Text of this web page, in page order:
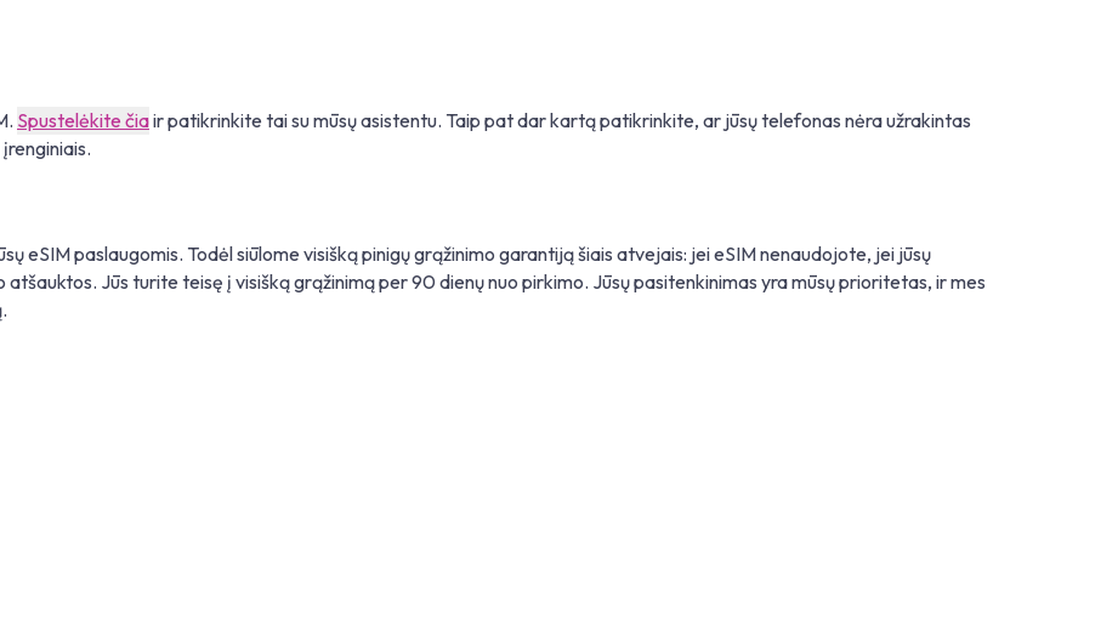
Spustelėkite čiair patikrinkite tai su mūsų asistentu. Taip pat dar kartą patikrinkite, ar jūsų telefonas nėra užrakintas
eSIM paslaugomis. Todėl siūlome visišką pinigų grąžinimo garantiją šiais atvejais: jei eSIM nenaudojote, jei jūsų
Jūs turite teisę į visišką grąžinimą per 90 dienų nuo pirkimo. Jūsų pasitenkinimas yra mūsų prioritetas, ir mes